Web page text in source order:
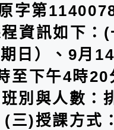
字第
資訊如下：
日）、9月
至下午4時
別與人數：
(三)授課方式